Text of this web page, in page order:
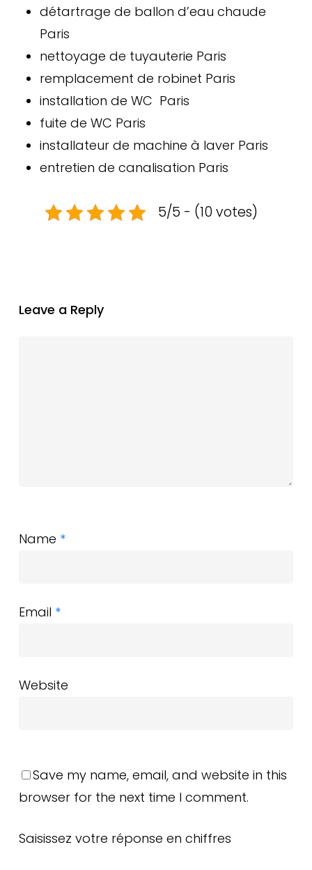
détartrage de ballon d’eau chaude
Paris
nettoyage de tuyauterie Paris
remplacement de robinet Paris
installation de WC Paris
fuite de WC Paris
installateur de machine à laver Paris
entretien de canalisation Paris
5/5 - (10 votes)
Leave a Reply
Name *
Email *
Website
Save my name, email, and website in this
browser for the next time I comment.
Saisissez votre réponse en chiffres